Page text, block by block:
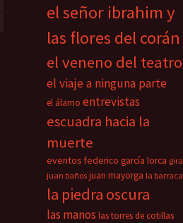
el señor ibrahim y
las flores del corán
el veneno del teatro
el viaje a ninguna parte
el álamo entrevistas
escuadra hacia la
muerte
eventos federico garcía lorca gira
juan baños juan mayorga la barraca
la piedra oscura
las manos las torres de cotillas